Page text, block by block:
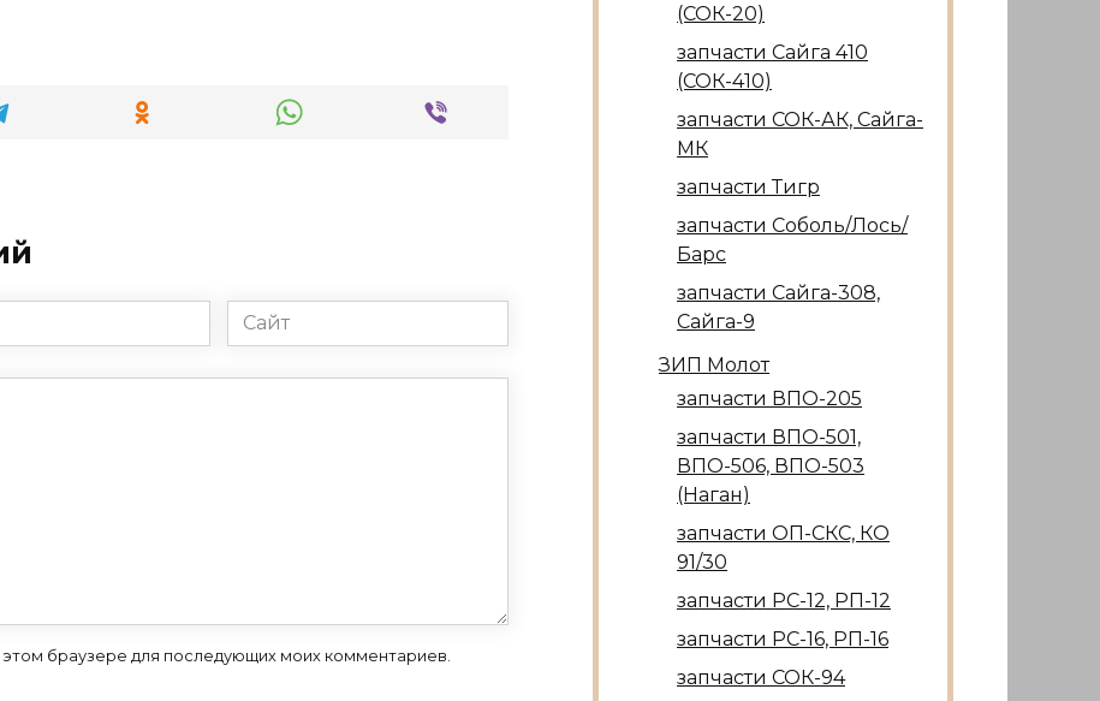
Сайт
браузере для последующих моих комментариев.
(СОК-20)
запчасти Сайга 410
(СОК-410)
запчасти СОК-АК, Сайга-
МК
запчасти Тигр
запчасти Соболь/Лось/
Барс
запчасти Сайга-308,
Сайга-9
ЗИП Молот
запчасти ВПО-205
запчасти ВПО-501,
ВПО-506, ВПО-503
(Наган)
запчасти ОП-СКС, КО
91/30
запчасти РС-12, РП-12
запчасти РС-16, РП-16
запчасти СОК-94